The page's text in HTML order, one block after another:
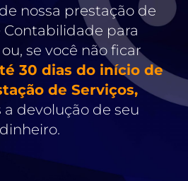
nossa prestação de
Contabilidade para
se você não ficar
30 dias do início de
de Serviços,
devolução de seu
dinheiro.